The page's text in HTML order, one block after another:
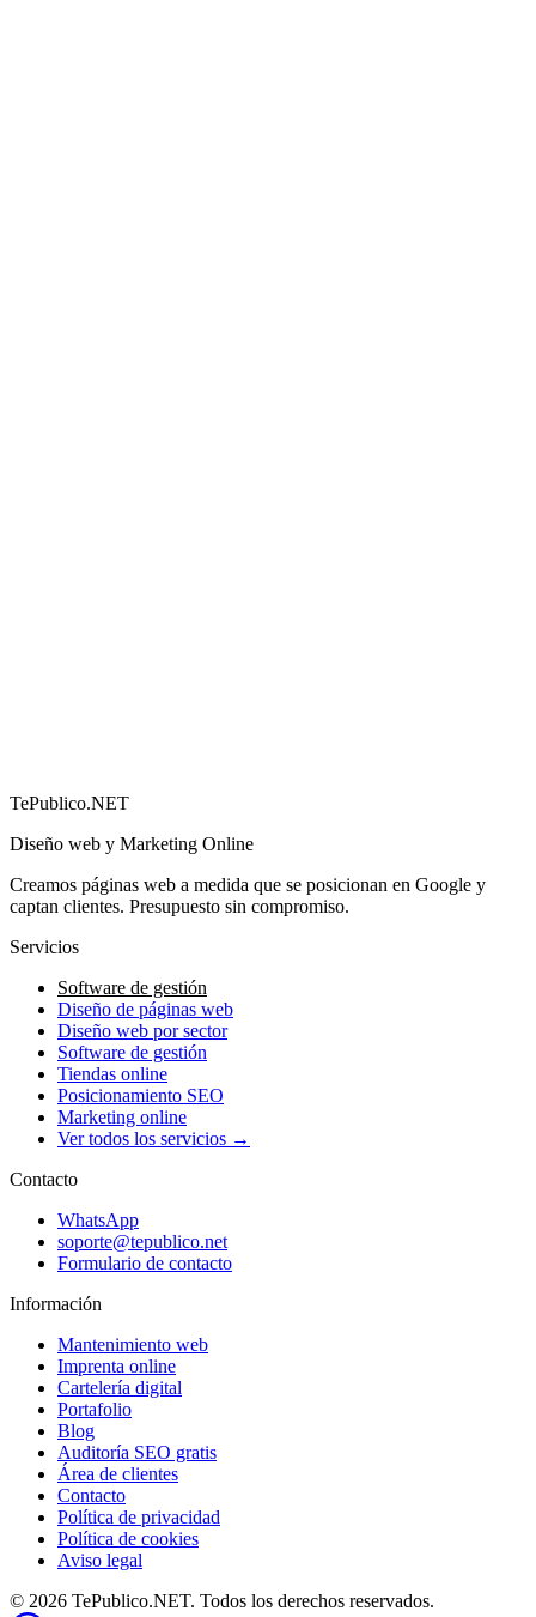
→
TePublico.NET
Diseño web y Marketing Online
Creamos páginas web a medida que se posicionan en Google y
captan clientes. Presupuesto sin compromiso.
Servicios
Software de gestión
Diseño de páginas web
Diseño web por sector
Software de gestión
Tiendas online
Posicionamiento SEO
Marketing online
Ver todos los servicios →
Contacto
WhatsApp
soporte@tepublico.net
Formulario de contacto
Información
Mantenimiento web
Imprenta online
Cartelería digital
Portafolio
Blog
Auditoría SEO gratis
Área de clientes
Contacto
Política de privacidad
Política de cookies
Aviso legal
© 2026 TePublico.NET. Todos los derechos reservados.